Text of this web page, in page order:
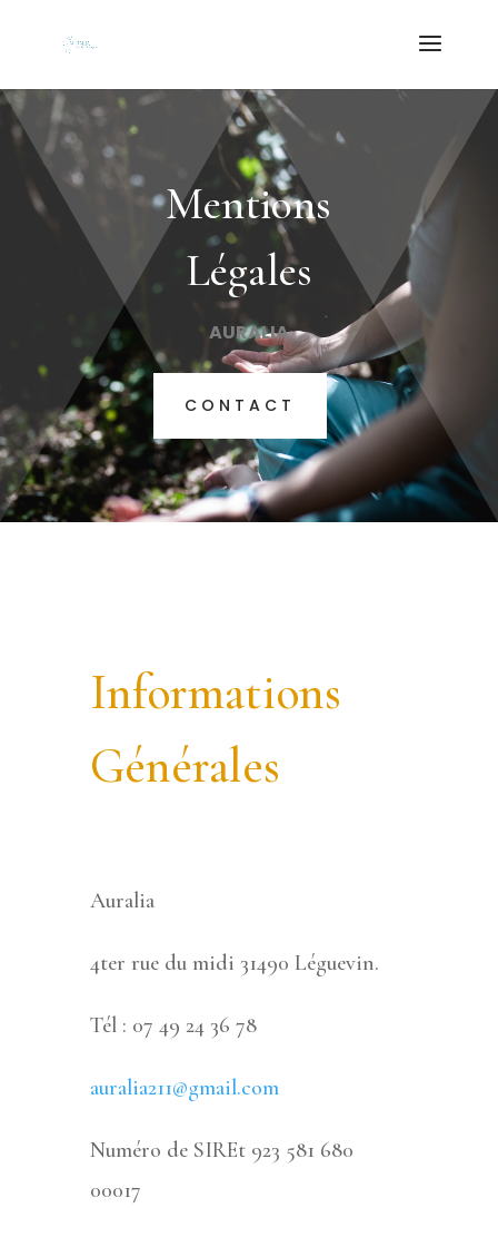
Mentions
Légales
AURALIA
CONTACT
Informations
Générales
Auralia
4ter rue du midi 31490 Léguevin.
Tél : 07 49 24 36 78
auralia211@gmail.com
Numéro de SIREt 923 581 680
00017